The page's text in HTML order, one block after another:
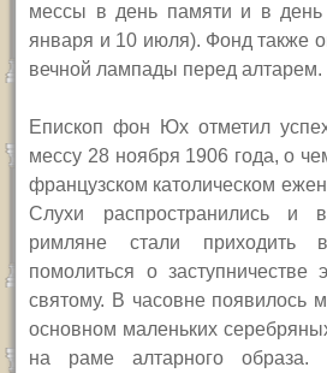
мессы в день памяти и в день
января и 10 июля). Фонд также
вечной лампады перед алтарем.
Епископ фон Юх отметил
мессу 28 ноября 1906 года, о
французском католическом
Слухи распространились
римляне стали приходить
помолиться о заступничестве
святому. В часовне появилось
основном маленьких
на раме алтарного образа.